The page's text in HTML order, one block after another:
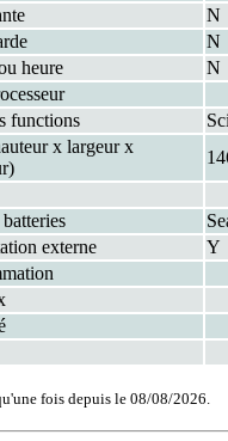
N
N
heure
N
functions
x largeur x
externe
Y
fois depuis le 08/08/2026.